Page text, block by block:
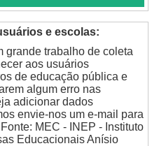
e escolas:
grande trabalho de coleta
aos usuários
de educação pública e
algum erro nas
adicionar dados
envie-nos um e-mail para
MEC - INEP - Instituto
Educacionais Anísio